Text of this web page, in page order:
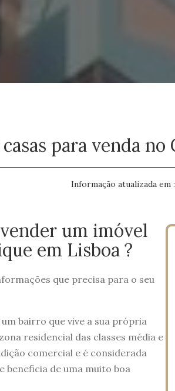
para venda
Informação atualizada em
um imóvel
em Lisboa ?
que precisa para o seu
bairro que vive a sua própria
residencial das classes média e
comercial e é considerada
beneficia de uma muito boa